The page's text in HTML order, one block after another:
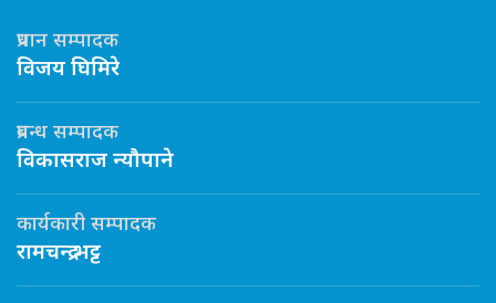
प्रधान सम्पादक
विजय घिमिरे
प्रबन्ध सम्पादक
विकासराज न्यौपाने
कार्यकारी सम्पादक
रामचन्द्र भट्ट